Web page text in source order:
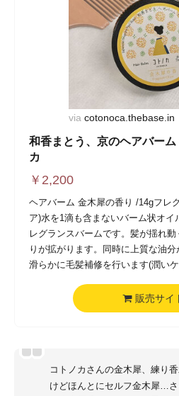
via cotonoca.thebase.in
和香まとう、京のヘアバーム
カ
￥ 2,200
ヘアバーム 金木犀の香り /14gフレ
ア)水を1滴も含まないバーム状オイ
レグランスバームです。髪が揺れ
りが拡がります。同時に上質な油分
滑らかに毛髪補修を行います(潤い
してくれます。
販売サイ
コトノカさんの金木犀、練り
けどほんとにセルフ金木犀…